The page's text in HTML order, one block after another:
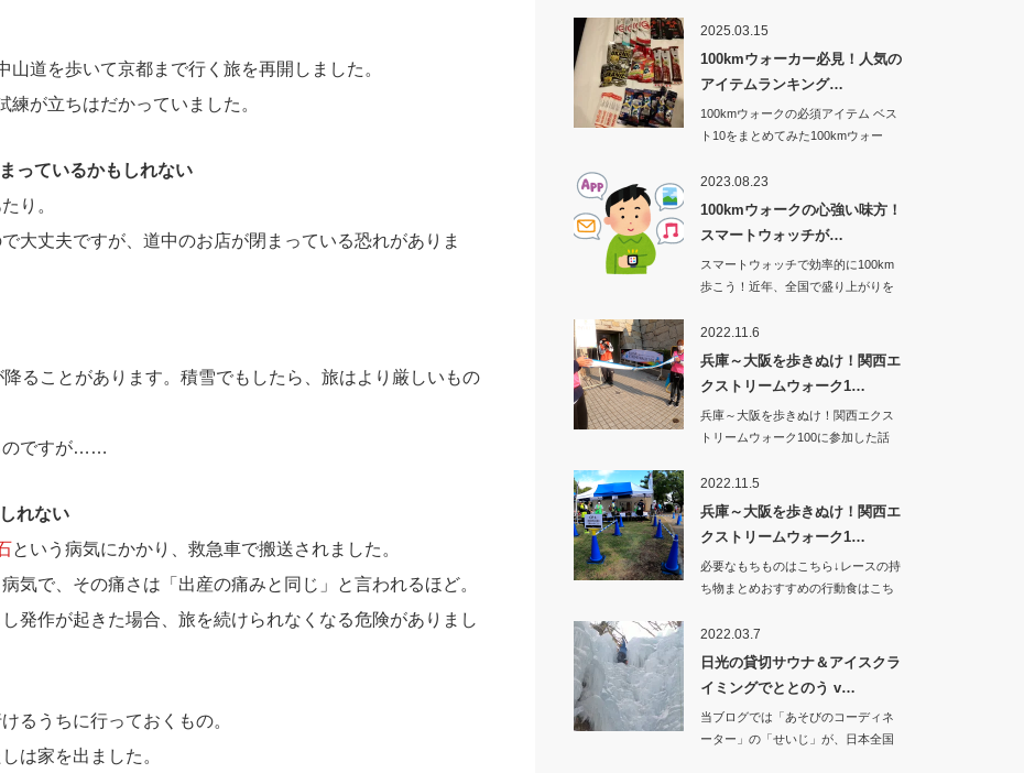
道を歩いて京都まで行く旅を再開しました。
が立ちはだかっていました。
っているかもしれない
り。
大丈夫ですが、道中のお店が閉まっている恐れがありま
ることがあります。積雪でもしたら、旅はより厳しいもの
のですが……
れない
という病気にかかり、救急車で搬送されました。
気で、その痛さは「出産の痛みと同じ」と言われるほど。
発作が起きた場合、旅を続けられなくなる危険がありまし
るうちに行っておくもの。
は家を出ました。
2025.03.15
100kmウォーカー必見！人気の
アイテムランキング…
100kmウォークの必須アイテム ベス
ト10をまとめてみた100kmウォー
2023.08.23
100kmウォークの心強い味方！
スマートウォッチが…
スマートウォッチで効率的に100km
歩こう！近年、全国で盛り上がりを
2022.11.6
兵庫～大阪を歩きぬけ！関西エ
クストリームウォーク1…
兵庫～大阪を歩きぬけ！関西エクス
トリームウォーク100に参加した話
2022.11.5
兵庫～大阪を歩きぬけ！関西エ
クストリームウォーク1…
必要なもちものはこちら↓レースの持
ち物まとめおすすめの行動食はこち
2022.03.7
日光の貸切サウナ＆アイスクラ
イミングでととのう v…
当ブログでは「あそびのコーディネ
ーター」の「せいじ」が、日本全国